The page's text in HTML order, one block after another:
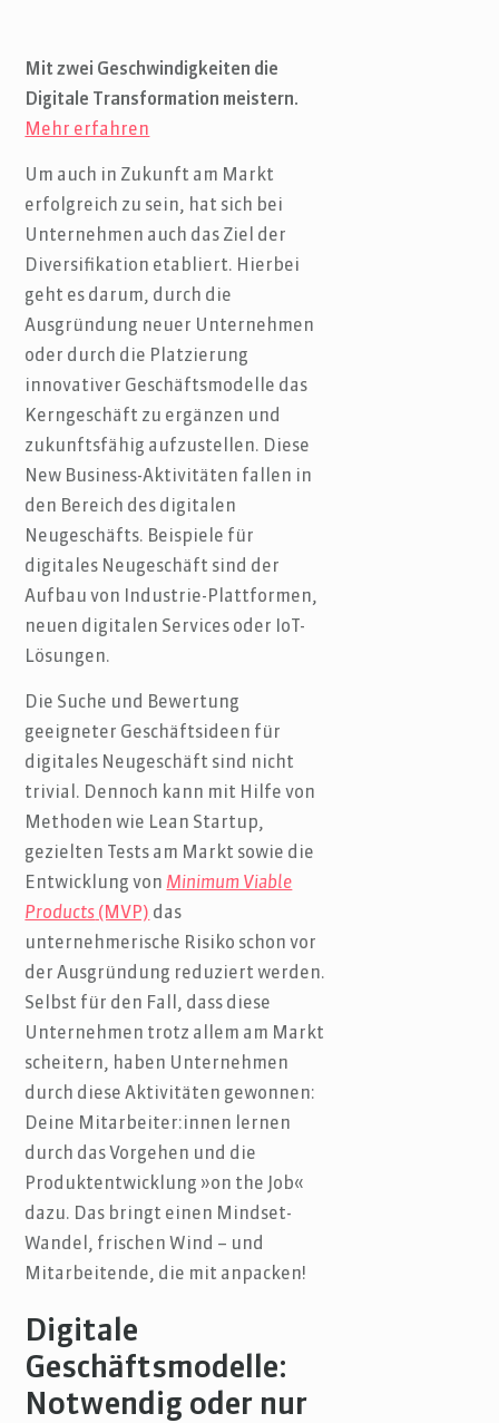
Mit zwei Geschwindigkeiten die
Digitale Transformation meistern.
Mehr erfahren
Um auch in Zukunft am Markt
erfolgreich zu sein, hat sich bei
Unternehmen auch das Ziel der
Diversifikation etabliert. Hierbei
geht es darum, durch die
Ausgründung neuer Unternehmen
oder durch die Platzierung
innovativer Geschäftsmodelle das
Kerngeschäft zu ergänzen und
zukunftsfähig aufzustellen. Diese
New Business-Aktivitäten fallen in
den Bereich des digitalen
Neugeschäfts. Beispiele für
digitales Neugeschäft sind der
Aufbau von Industrie-Plattformen,
neuen digitalen Services oder IoT-
Lösungen.
Die Suche und Bewertung
geeigneter Geschäftsideen für
digitales Neugeschäft sind nicht
trivial. Dennoch kann mit Hilfe von
Methoden wie Lean Startup,
gezielten Tests am Markt sowie die
Entwicklung von Minimum Viable
Products (MVP) das
unternehmerische Risiko schon vor
der Ausgründung reduziert werden.
Selbst für den Fall, dass diese
Unternehmen trotz allem am Markt
scheitern, haben Unternehmen
durch diese Aktivitäten gewonnen:
Deine Mitarbeiter:innen lernen
durch das Vorgehen und die
Produktentwicklung »on the Job«
dazu. Das bringt einen Mindset-
Wandel, frischen Wind – und
Mitarbeitende, die mit anpacken!
Digitale
Geschäftsmodelle:
Notwendig oder nur